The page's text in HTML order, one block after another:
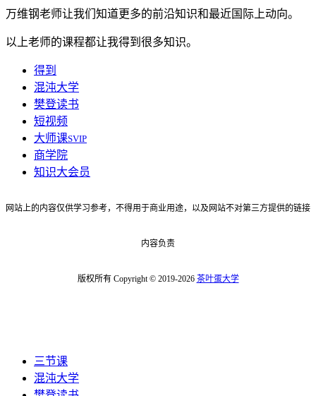
万维钢老师让我们知道更多的前沿知识和最近国际上动向。
以上老师的课程都让我得到很多知识。
得到
混沌大学
樊登读书
短视频
大师课SVIP
商学院
知识大会员
网站上的内容仅供学习参考，不得用于商业用途，以及网站不对第三方提供的链接
内容负责
版权所有 Copyright © 2019-2026 茶叶蛋大学
三节课
混沌大学